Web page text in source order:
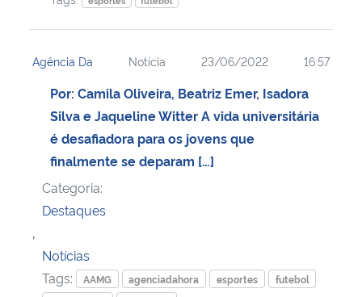
Agência Da Notícia 23/06/2022 16:57
Por: Camila Oliveira, Beatriz Emer, Isadora
Silva e Jaqueline Witter A vida universitária
é desafiadora para os jovens que
finalmente se deparam […]
Categoria:
Destaques
,
Notícias
Tags:
AAMG agenciadahora esportes
futebol